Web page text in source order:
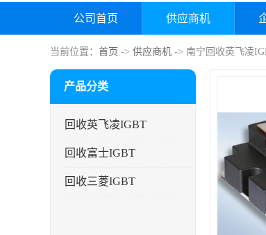
公司首页 供应商机
当前位置： 首页 -> 供应商机 -> 南宁回收英飞凌
产品分类
回收英飞凌IGBT
回收富士IGBT
回收三菱IGBT